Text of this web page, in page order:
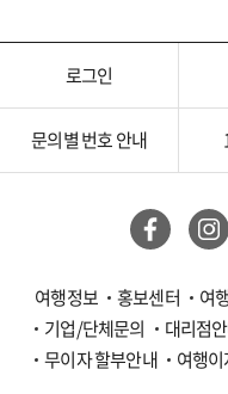
로그인
문의별 번호 안내
여행정보 홍보센터 여
기업/단체문의
대리점
무이자 할부안내
여행